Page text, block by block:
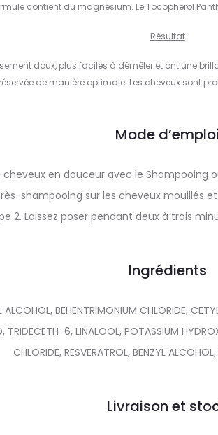
contient du magnésium. Le Tocophérol
Résultat
doux, plus faciles à démêler et ont une
de manière optimale. Les cheveux sont
Mode d’emploi
cheveux en douceur avec le Shampooing
shampooing sur les cheveux mouillés
2. Laissez poser pendant deux à trois
Ingrédients
BEHENTRIMONIUM CHLORIDE,
TRIDECETH-6, LINALOOL, POTASSIUM
CHLORIDE, RESVERATROL, BENZYL
Livraison et